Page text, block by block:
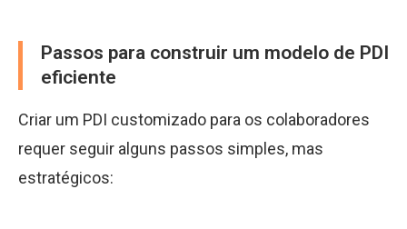
Passos para construir um modelo de PDI
eficiente
Criar um PDI customizado para os colaboradores
requer seguir alguns passos simples, mas
estratégicos: